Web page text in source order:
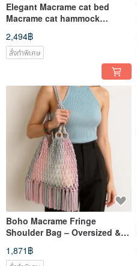
Elegant Macrame cat bed
Macrame cat hammock
Hanging cat swing Large cat
tree
2,494฿
สั่งทำพิเศษ
Boho Macrame Fringe
Shoulder Bag – Oversized &
Lined | Fits Laptop & Daily
Essen
1,871฿